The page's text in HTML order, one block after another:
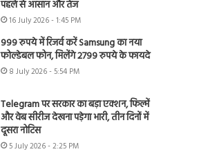
पहले से आसान और तेज
16 July 2026 - 1:45 PM
999 रुपये में रिजर्व करें Samsung का नया
फोल्डेबल फोन, मिलेंगे 2799 रुपये के फायदे
8 July 2026 - 5:54 PM
Telegram पर सरकार का बड़ा एक्शन, फिल्में
और वेब सीरीज देखना पड़ेगा भारी, तीन दिनों में
दूसरा नोटिस
5 July 2026 - 2:25 PM